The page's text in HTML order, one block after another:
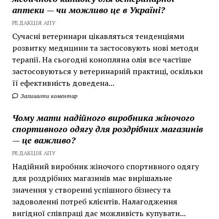
аптеки — чи можливо це в Україні?
РЕДАКЦІЯ АПУ
Сучасні ветеринари цікавляться тенденціями
розвитку медицини та застосовують нові методи
терапії. На сьогодні конопляна олія все частіше
застосовуються у ветеринарній практиці, оскільки
її ефективність доведена...
Залишити коментар
Чому мати надійного виробника жіночого
спортивного одягу для роздрібних магазинів
— це важливо?
РЕДАКЦІЯ АПУ
Надійний виробник жіночого спортивного одягу
для роздрібних магазинів має вирішальне
значення у створенні успішного бізнесу та
задоволенні потреб клієнтів. Налагодження
вигідної співпраці дає можливість купувати...